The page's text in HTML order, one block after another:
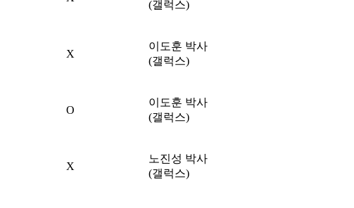
(갤럭스)
X
이도훈 박사
(갤럭스)
O
이도훈 박사
(갤럭스)
X
노진성 박사
(갤럭스)